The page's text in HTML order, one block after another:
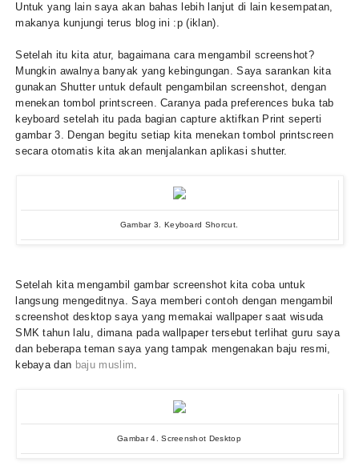
Untuk yang lain saya akan bahas lebih lanjut di lain kesempatan,
makanya kunjungi terus blog ini :p (iklan).
Setelah itu kita atur, bagaimana cara mengambil screenshot?
Mungkin awalnya banyak yang kebingungan. Saya sarankan kita
gunakan Shutter untuk default pengambilan screenshot, dengan
menekan tombol printscreen. Caranya pada preferences buka tab
keyboard setelah itu pada bagian capture aktifkan Print seperti
gambar 3. Dengan begitu setiap kita menekan tombol printscreen
secara otomatis kita akan menjalankan aplikasi shutter.
Gambar 3. Keyboard Shorcut.
Setelah kita mengambil gambar screenshot kita coba untuk
langsung mengeditnya. Saya memberi contoh dengan mengambil
screenshot desktop saya yang memakai wallpaper saat wisuda
SMK tahun lalu, dimana pada wallpaper tersebut terlihat guru saya
dan beberapa teman saya yang tampak mengenakan baju resmi,
kebaya dan baju muslim
Gambar 4. Screenshot Desktop